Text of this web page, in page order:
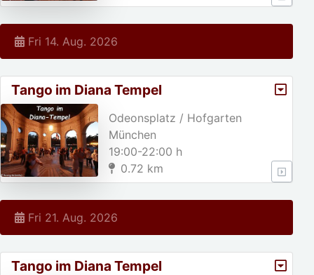
Fri 14. Aug. 2026
Tango im Diana Tempel
Odeonsplatz / Hofgarten
München
19:00-22:00 h
0.72 km
Fri 21. Aug. 2026
Tango im Diana Tempel